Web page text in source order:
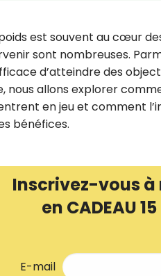
est souvent au cœur
sont nombreuses.
d’atteindre des
nous allons explorer
en jeu et comment
bénéfices.
Inscrivez-vous à
en CADEAU
E-mail